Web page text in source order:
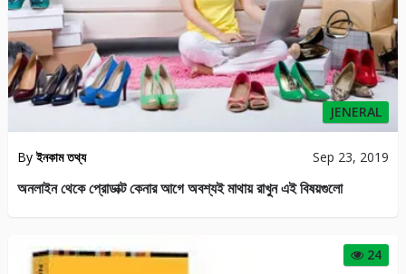
JENERAL
Byইনকাম তথ্য Sep 23, 2019
অনলাইন থেকে প্রোডাক্ট কেনার আগে অবশ্যই মাথায় রাখুন এই বিষয়গুলো
24